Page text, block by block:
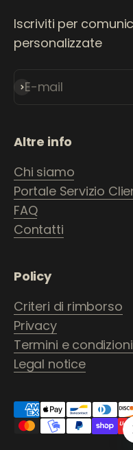
Iscriviti per
personalizzate
E-mail
Iscriviti alla
Altre info
Chi siamo
Portale Servizio
FAQ
Contatti
Policy
Criteri di rimborso
Privacy
Termini e
Legal notice